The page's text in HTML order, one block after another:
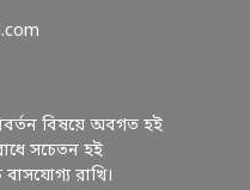
বিষয়ে অবগত হই
সচেতন হই
রাখি।